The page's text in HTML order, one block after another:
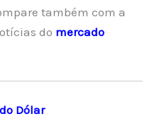
também com a
do mercado
Dólar